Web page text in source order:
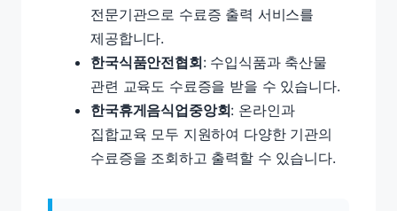
전문기관으로 수료증 출력 서비스를
제공합니다.
한국식품안전협회: 수입식품과 축산물
관련 교육도 수료증을 받을 수 있습니다.
한국휴게음식업중앙회: 온라인과
집합교육 모두 지원하여 다양한 기관의
수료증을 조회하고 출력할 수 있습니다.